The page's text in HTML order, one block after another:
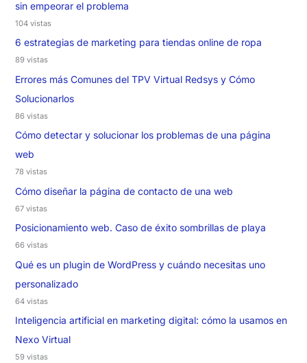
sin empeorar el problema
104 vistas
6 estrategias de marketing para tiendas online de ropa
89 vistas
Errores más Comunes del TPV Virtual Redsys y Cómo
Solucionarlos
86 vistas
Cómo detectar y solucionar los problemas de una página
web
78 vistas
Cómo diseñar la página de contacto de una web
67 vistas
Posicionamiento web. Caso de éxito sombrillas de playa
66 vistas
Qué es un plugin de WordPress y cuándo necesitas uno
personalizado
64 vistas
Inteligencia artificial en marketing digital: cómo la usamos en
Nexo Virtual
59 vistas